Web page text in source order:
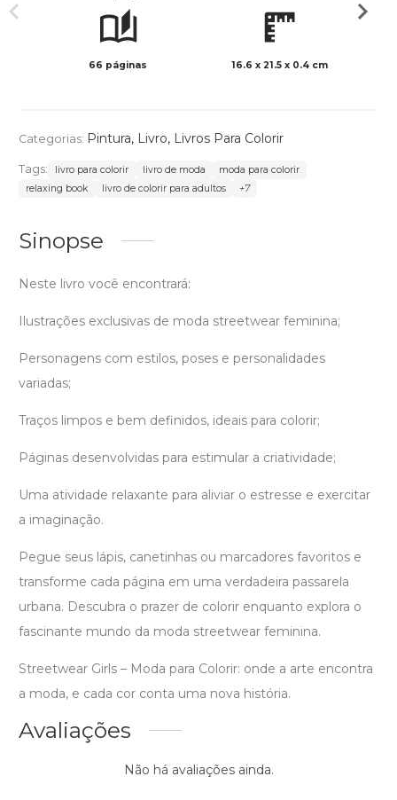
66 páginas 16.6 x 21.5 x 0.4 cm
Categorias: Pintura, Livro, Livros Para Colorir
Tags: livro para colorir livro de moda
moda para colorir
relaxing book
livro de colorir para adultos +7
Sinopse
Neste livro você encontrará:
Ilustrações exclusivas de moda streetwear feminina;
Personagens com estilos, poses e personalidades
variadas;
Traços limpos e bem definidos, ideais para colorir;
Páginas desenvolvidas para estimular a criatividade;
Uma atividade relaxante para aliviar o estresse e exercitar
a imaginação.
Pegue seus lápis, canetinhas ou marcadores favoritos e
transforme cada página em uma verdadeira passarela
urbana. Descubra o prazer de colorir enquanto explora o
fascinante mundo da moda streetwear feminina.
Streetwear Girls – Moda para Colorir: onde a arte encontra
a moda, e cada cor conta uma nova história.
Avaliações
Não há avaliações ainda.